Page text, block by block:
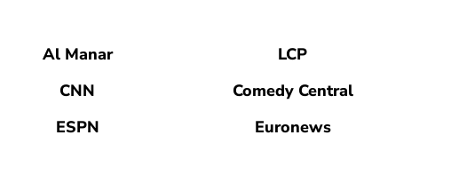
Al Manar
LCP
CNN
Comedy Central
ESPN Euronews